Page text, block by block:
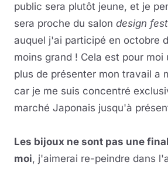
public sera plutôt jeune, et je
sera proche du salon design
auquel j'ai participé en octobre
moins grand ! Cela est pour moi
plus de présenter mon travail a
car je me suis concentré
marché Japonais jusqu'à
Les bijoux ne sont pas une
moi, j'aimerai re-peindre dans